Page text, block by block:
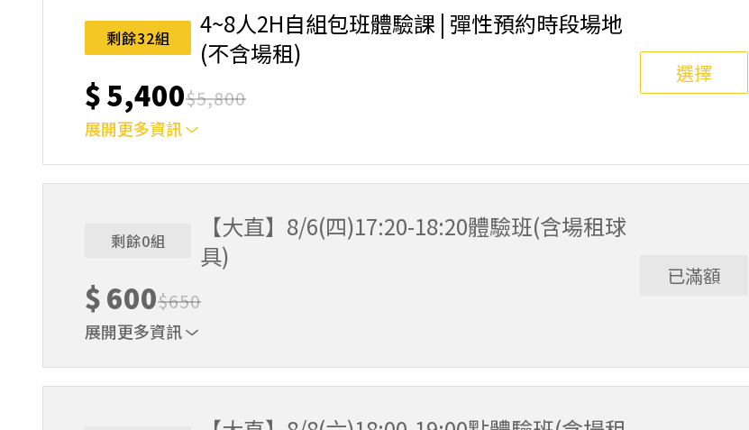
完成後，如因天候因素無法上課，僅提供課程延期選項，恕不退費，請參閱【報名與課程異動規則】。報
名後視為您已同意上述規則。
剩餘32組
4~8人2H自組包班體驗課 | 彈性預約時段場地
(不含場租)
$5,400$5,800
展開更多資訊
選擇
可預約以下地點信義、民權西路站、內湖、士林、北投、中和、萬華、桃園，將會依照預約時間與地點為
剩餘0組
【大直】8/6(四)17:20-18:20體驗班(含場租球
具)
$600$650
展開更多資訊
已滿額
｜單人報名方案說明｜ 本體驗課程採4人開班，8人滿班制。歡迎邀請親友一同報名參加，享受團體運動
完成後，如因天候因素無法上課，僅提供課程延期選項，恕不退費，請參閱【報名與課程異動規則】。報